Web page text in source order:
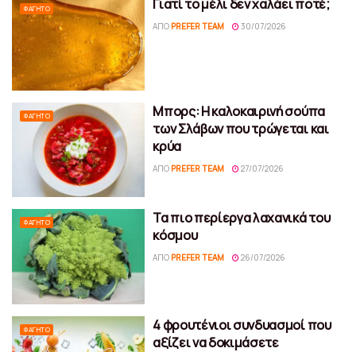
ΦΑΓΗΤΌ Γιατί το μέλι δεν χαλάει ποτέ;
ΑΠΌ PREFER TEAM 30/07/2026
ΦΑΓΗΤΌ
Μπορς: Η καλοκαιρινή σούπα
των Σλάβων που τρώγεται και
κρύα
ΑΠΌ PREFER TEAM 27/07/2026
ΦΑΓΗΤΌ
Τα πιο περίεργα λαχανικά του
κόσμου
ΑΠΌ PREFER TEAM 26/07/2026
ΦΑΓΗΤΌ
4 φρουτένιοι συνδυασμοί που
αξίζει να δοκιμάσετε